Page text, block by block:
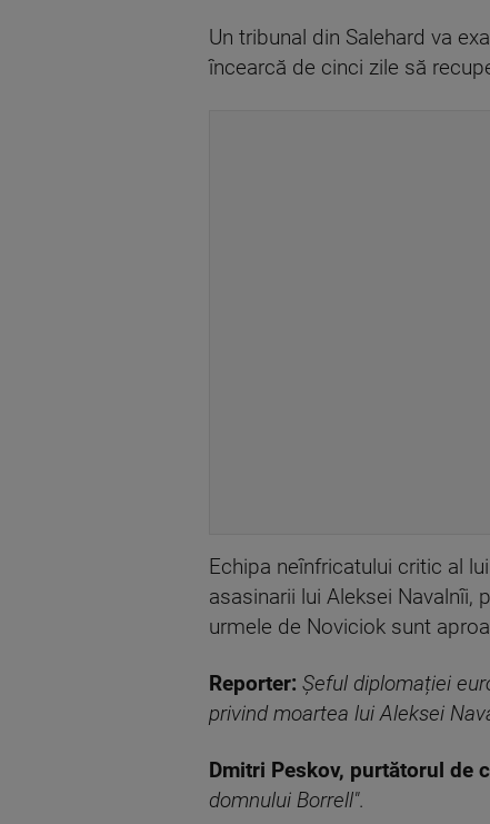
Un tribunal din Salehard va
încearcă de cinci zile să
Echipa neînfricatului critic al
asasinarii lui Aleksei Navalnîi,
urmele de Noviciok sunt
Reporter: Șeful diplomației
privind moartea lui Aleksei
Dmitri Peskov, purtătorul de
domnului Borrell".